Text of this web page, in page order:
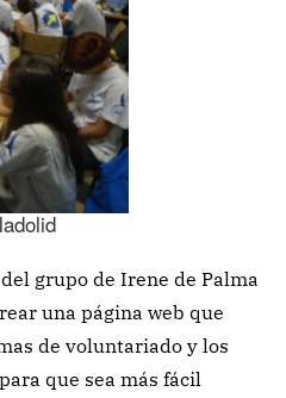
grupo de Irene de Palma
una página web que
de voluntariado y los
que sea más fácil